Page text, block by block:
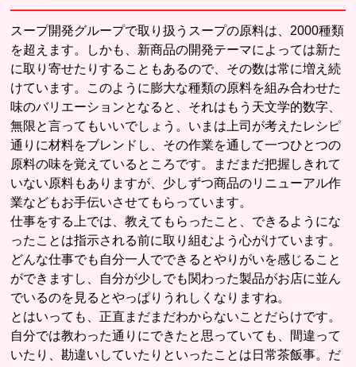
スープ開発グループで取り扱うスープの原料は、2000種類
を超えます。しかも、新商品の開発テーマによっては新た
に取り寄せたりすることもあるので、その数は常に増え続
けています。このように膨大な種類の原料を組み合わせた
味のバリエーションとなると、それはもう天文学的数字、
無限と言ってもいいでしょう。いまは上司が考えたレシピ
通りに材料をブレンドし、その作業を通して一つひとつの
原料の味を覚えているところです。まだまだ把握しきれて
いない原料もありますが、少しずつ商品のリニューアル作
業などもお手伝いさせてもらっています。
仕事をする上では、教えてもらったこと、できるようにな
ったことは指示される前に取り組むよう心がけています。
どんな仕事でも自分一人でできるとやりがいを感じること
ができますし、自分が少しでも関わった製品がお店に並ん
でいるのを見るとやっぱりうれしくなりますね。
とはいっても、正直まだまだわからないことだらけです。
自分では教わった通りにできたと思っていても、間違って
いたり、勘違いしていたりといったことは日常茶飯事。だ